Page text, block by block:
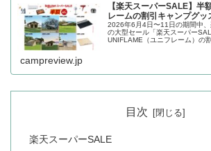
【楽天スーパーSALE】半
レームの割引キャンプグッ
2026年6月4日〜11日の期間中
の大型セール「楽天スーパー
UNIFLAME（ユニフレーム）の
campreview.jp
目次
楽天スーパーSALE